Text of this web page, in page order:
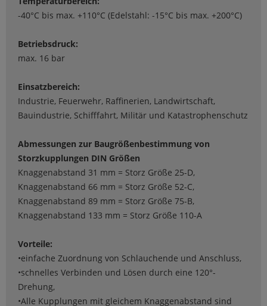
-40°C bis max. +110°C (Edelstahl: -15°C bis max. +200°C)
Betriebsdruck:
max. 16 bar
Einsatzbereich:
Industrie, Feuerwehr, Raffinerien, Landwirtschaft,
Bauindustrie, Schifffahrt, Militär und Katastrophenschutz
Abmessungen zur Baugrößenbestimmung von
Storzkupplungen DIN Größen
Knaggenabstand 31 mm = Storz Größe 25-D,
Knaggenabstand 66 mm = Storz Größe 52-C,
Knaggenabstand 89 mm = Storz Größe 75-B,
Knaggenabstand 133 mm = Storz Größe 110-A
Vorteile:
•einfache Zuordnung von Schlauchende und Anschluss,
•schnelles Verbinden und Lösen durch eine 120°-
Drehung,
•Alle Kupplungen mit gleichem Knaggenabstand sind